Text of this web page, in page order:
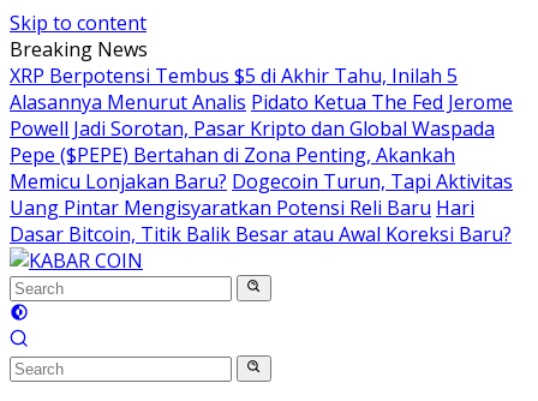
Skip to content
Breaking News
XRP Berpotensi Tembus $5 di Akhir Tahu, Inilah 5
Alasannya Menurut Analis Pidato Ketua The Fed Jerome
Powell Jadi Sorotan, Pasar Kripto dan Global Waspada
Pepe ($PEPE) Bertahan di Zona Penting, Akankah
Memicu Lonjakan Baru? Dogecoin Turun, Tapi Aktivitas
Uang Pintar Mengisyaratkan Potensi Reli Baru Hari
Dasar Bitcoin, Titik Balik Besar atau Awal Koreksi Baru?